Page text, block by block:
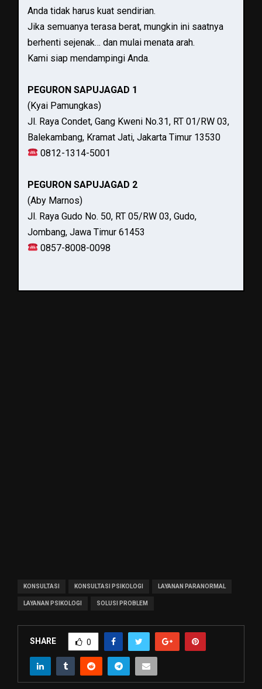
Anda tidak harus kuat sendirian.
Jika semuanya terasa berat, mungkin ini saatnya
berhenti sejenak… dan mulai menata arah.
Kami siap mendampingi Anda.
PEGURON SAPUJAGAD 1
(Kyai Pamungkas)
Jl. Raya Condet, Gang Kweni No.31, RT 01/RW 03,
Balekambang, Kramat Jati, Jakarta Timur 13530
0812-1314-5001
PEGURON SAPUJAGAD 2
(Aby Marnos)
Jl. Raya Gudo No. 50, RT 05/RW 03, Gudo,
Jombang, Jawa Timur 61453
0857-8008-0098
KONSULTASI KONSULTASI PSIKOLOGI LAYANAN PARANORMAL
LAYANAN PSIKOLOGI SOLUSI PROBLEM
SHARE 0